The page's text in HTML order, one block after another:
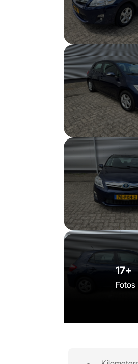
info@autoparkuden.nl
&+31413 33 24 24
Weverstraat 2
5405 BN Uden
Openingstijden verkoop
08.00 - 17.00
10.00 - 15.00
Gesloten
Openingstijden werkplaats
08.00 - 17.00
Gesloten
17+
Fotos